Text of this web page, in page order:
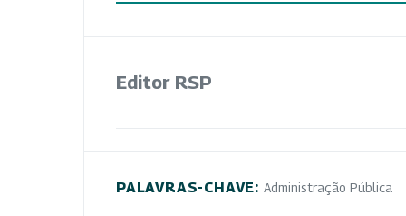
Editor RSP
PALAVRAS-CHAVE: Administração Pública